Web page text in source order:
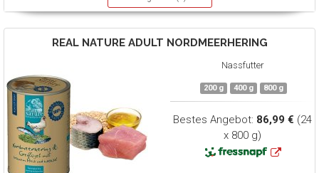
REAL NATUREADULT NORDMEERHERING
Nassfutter
200 g 400 g 800 g
Bestes Angebot: 86,99 € (24
x 800 g)